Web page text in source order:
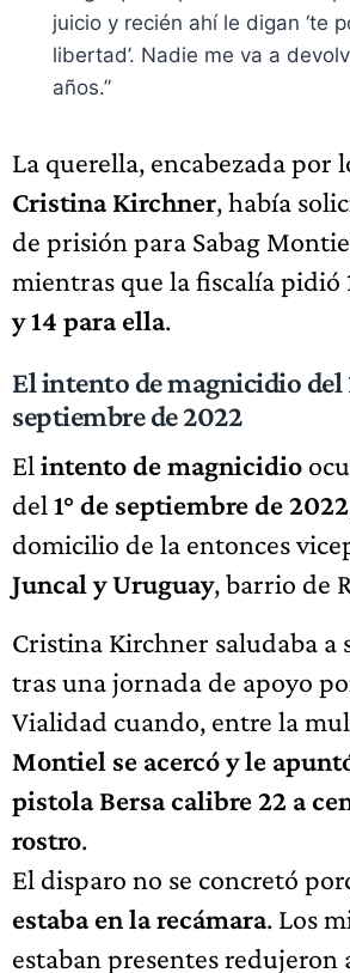
juicio y recién ahí le digan ‘te
libertad’. Nadie me va a
años.”
La querella, encabezada por
Cristina Kirchner, había
de prisión para Sabag
mientras que la fiscalía pidió
y 14 para ella.
El intento de magnicidio del
septiembre de 2022
El intento de magnicidio
del 1° de septiembre de 2022
domicilio de la entonces
Juncal y Uruguay, barrio de
Cristina Kirchner saludaba a
tras una jornada de apoyo
Vialidad cuando, entre la
Montiel se acercó y le
pistola Bersa calibre 22 a
rostro.
El disparo no se concretó
estaba en la recámara. Los
estaban presentes redujeron